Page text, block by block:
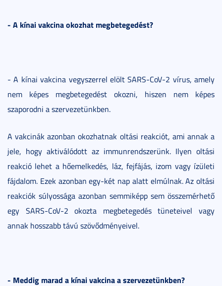
- A kínai vakcina okozhat megbetegedést?
- A kínai vakcina vegyszerrel elölt SARS-CoV-2 vírus, amely
nem képes megbetegedést okozni, hiszen nem képes
szaporodni a szervezetünkben.
A vakcinák azonban okozhatnak oltási reakciót, ami annak a
jele, hogy aktiválódott az immunrendszerünk. Ilyen oltási
reakció lehet a hőemelkedés, láz, fejfájás, izom vagy ízületi
fájdalom. Ezek azonban egy-két nap alatt elmúlnak. Az oltási
reakciók súlyossága azonban semmiképp sem összemérhető
egy SARS-CoV-2 okozta megbetegedés tüneteivel vagy
annak hosszabb távú szövődményeivel.
- Meddig marad a kínai vakcina a szervezetünkben?